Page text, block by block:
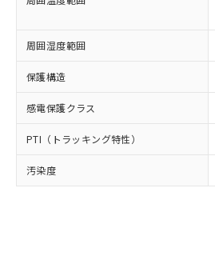
周囲湿度範囲
保護構造
感電保護クラス
PTI（トラッキング特性）
汚染度
メンバーズにご登録
お客様が当ウェブサ
登録された部品リスト
および当社の共同利
品・サービスに関する
引・商談に必要な範
をご了承ください。
※当社の共同利用者と
用者の範囲」に記載さ
※3 非含有証明書ダウン
下記の非含有証明書をダウ
とができます。
EU RoHS指令（10物質）の
51物質の非含有証明書（当
※本証明書は発行日時点で
及ぼさない年数を意味しま
「－」：未確認です。当社
い合わせください。
り引きをいたしません
白
情報を公開して